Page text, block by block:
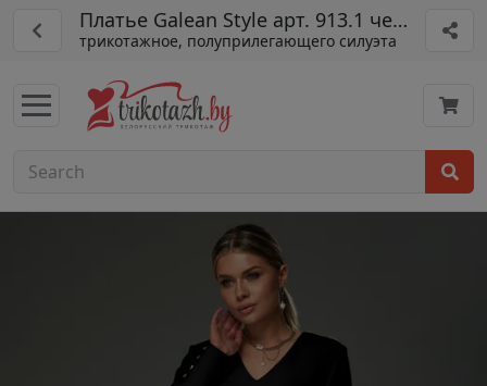
Платье Galean Style арт. 913.1 черный
трикотажное, полуприлегающего силуэта